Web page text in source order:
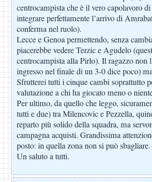
centrocampista che è il vero capolavoro
integrare perfettamente l’arrivo di
conferma nel ruolo).
Lecce e Genoa permettendo, senza
piacerebbe vedere Terzic e Agudelo
centrocampista alla Pirlo). Il ragazzo non
ingresso nel finale di un 3-0 dice poco)
Sfrutterei tutti i cinque cambi soprattutto
valutazione a chi ha giocato meno o
Per ultimo, da quello che leggo,
tutti e due) tra Milencovic e Pezzella,
reparto più solido della squadra, ma
campagna acquisti. Grandissima
posto: in quella zona non si può sbagliare.
Un saluto a tutti.